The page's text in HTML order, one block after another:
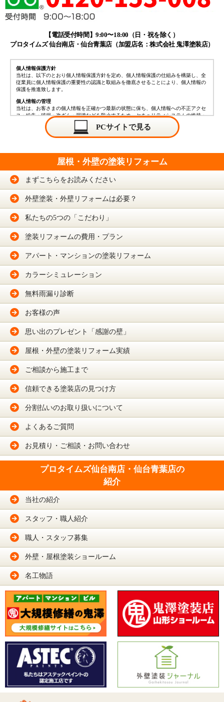
【電話受付時間】9:00〜18:00（日・祝を除く）
プロタイムズ 仙台南店・仙台青葉店（加盟店名：株式会社 鬼澤塗装店）
個人情報保護方針
当社は、以下のとおり個人情報保護方針を定め、個人情報保護の仕組みを構築し、全
従業員に個人情報保護の重要性の認識と取組みを徹底させることにより、個人情報の
保護を推進致します。
個人情報の管理
当社は、お客さまの個人情報を正確かつ最新の状態に保ち、個人情報への不正アクセ
ス・紛失・破損・改ざん・漏洩などを防止するため、セキュリティシステムの維持・
管理体制の整備・社員教育の徹底等の必要な措置を講じ、安全対策を実施し個人情報
の厳重な管理を行ないます。
供いただく際の目的以外では利用いたしません。
対する回答として、電子メールや資料のご送付に利用いたします。
個人情報の第三者への開示・提供の禁止
当社は、お客さまよりお預かりした個人情報を適切に管理し、次のいずれかに該当す
る場合を除き、個人情報を第三者に開示いたしません。
・お客さまの同意がある場合
・お客さまが希望されるサービスを行なうために当社が業務を委託する業者に対して
開示する場合
個人情報の安全対策
じています。
お客さまがご本人の個人情報の照会・修正・削除などをご希望される場合には、ご本
法令、規範の遵守と見直し
ともに、本ポリシーの内容を適宜見直し、その改善に努めます。
当社の個人情報の取扱に関するお問い合せは下記までご連絡ください。
プロタイムズ 仙台南店・仙台青葉店（加盟店名：株式会社 鬼澤塗装店）
〒 982-0251 宮城県仙台市太白区茂庭字中ノ瀬東1-1
PCサイトで見る
屋根・外壁の塗装リフォーム
まずこちらをお読みください
外壁塗装・外壁リフォームは必要？
私たちの5つの「こだわり」
塗装リフォームの費用・プラン
アパート・マンションの塗装リフォーム
カラーシミュレーション
無料雨漏り診断
お客様の声
思い出のプレゼント「感謝の壁」
屋根・外壁の塗装リフォーム実績
ご相談から施工まで
信頼できる塗装店の見つけ方
分割払いのお取り扱いについて
よくあるご質問
お見積り・ご相談・お問い合わせ
プロタイムズ仙台南店・仙台青葉店の
紹介
当社の紹介
スタッフ・職人紹介
職人・スタッフ募集
外壁・屋根塗装ショールーム
名工物語